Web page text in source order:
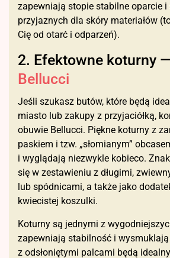
zapewniają stopie stabilne oparcie i
przyjaznych dla skóry materiałów
Cię od otarć i odparzeń).
2. Efektowne koturny
Bellucci
Jeśli szukasz butów, które będą
miasto lub zakupy z przyjaciółką,
obuwie Bellucci. Piękne koturny z
paskiem i tzw. „słomianym”
i wyglądają niezwykle kobieco.
się w zestawieniu z długimi,
lub spódnicami, a także jako
kwiecistej koszulki.
Koturny są jednymi z
zapewniają stabilność i
z odsłoniętymi palcami będą